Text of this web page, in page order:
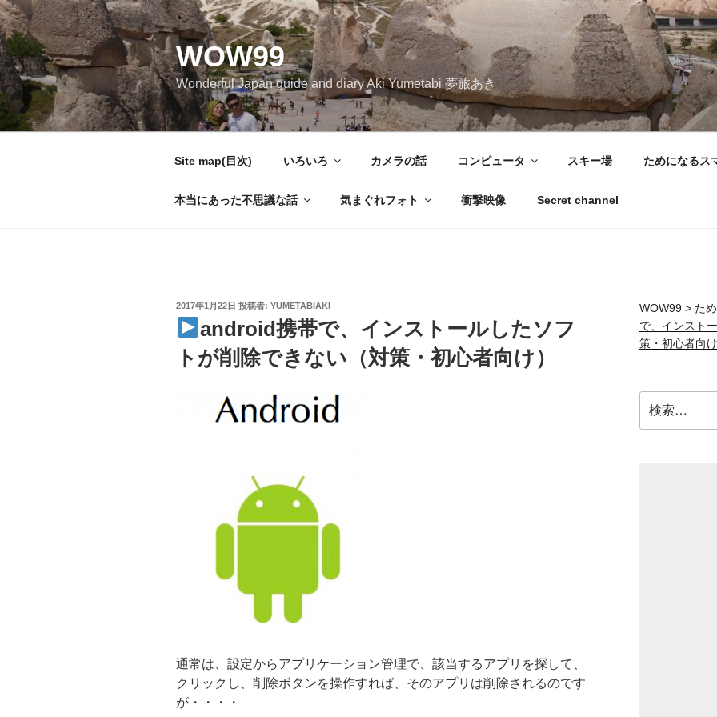
コ
ン
テ
ン
ツ
へ
ス
WOW99
Wonderful Japan guide and diary Aki Yumetabi 夢旅あき
Site map(目次) いろいろ カメラの話 コンピュータ スキー場 ためになるス
本当にあった不思議な話 気まぐれフォト 衝撃映像 Secret channel
投
稿
日:
2017年1月22日 投稿者: YUMETABIAKI
android携帯で、インストールしたソフ
トが削除できない（対策・初心者向け）
通常は、設定からアプリケーション管理で、該当するアプリを探して、
クリックし、削除ボタンを操作すれば、そのアプリは削除されるのです
が・・・・
WOW99> た
で、インスト
策・初心者向
索: